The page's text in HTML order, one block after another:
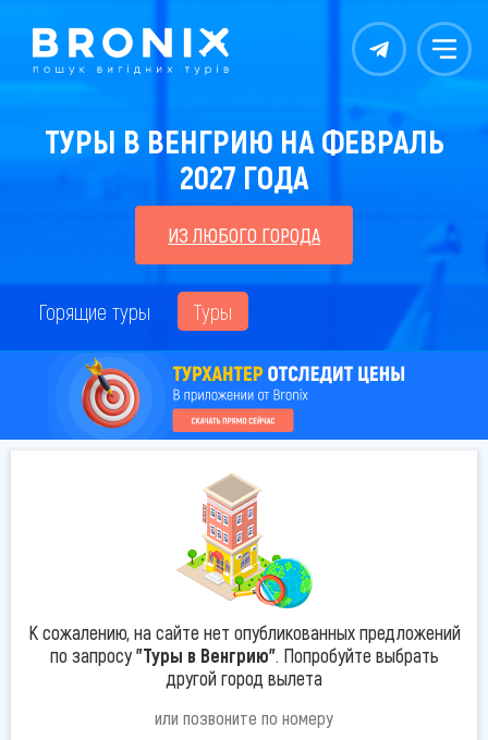
Контакты Меню
ТУРЫ В ВЕНГРИЮ НА ФЕВРАЛЬ
2027 ГОДА
ИЗ ЛЮБОГО ГОРОДА
Горящие туры Туры
К сожалению, на сайте нет опубликованных предложений
по запросу"Туры в Венгрию". Попробуйте выбрать
другой город вылета
или позвоните по номеру